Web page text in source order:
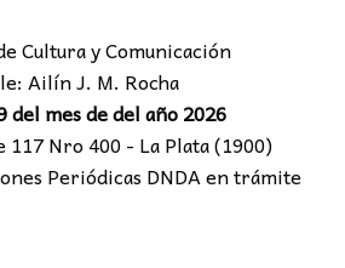
Cultura y Comunicación
Ailín J. M. Rocha
del mes de del año 2026
Nro 400 - La Plata (1900)
Periódicas DNDA en trámite